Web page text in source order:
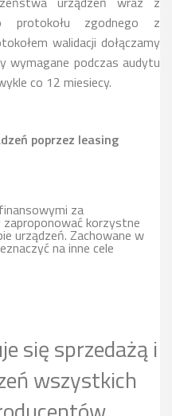
protokołu zgodnego z
walidacji dołączamy
wymagane podczas audytu
co 12 miesiecy.
poprzez leasing
za
korzystne
urządzeń. Zachowane w
na inne cele
się sprzedażą i
wszystkich